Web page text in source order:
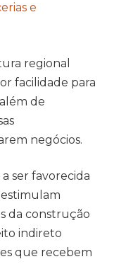
e
regional
facilidade para
de
negócios.
ser favorecida
da construção
indireto
que recebem